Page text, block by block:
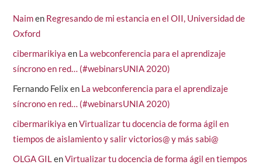
Naimen Regresando de mi estancia en el OII, Universidad de
Oxford
cibermarikiya en La webconferencia para el aprendizaje
síncrono en red… (#webinarsUNIA 2020)
Fernando Felix en La webconferencia para el aprendizaje
síncrono en red… (#webinarsUNIA 2020)
cibermarikiya enVirtualizar tu docencia de forma ágil en
tiempos de aislamiento y salir victorios@ y más sabi@
OLGA GILenVirtualizar tu docencia de forma ágil en tiempos